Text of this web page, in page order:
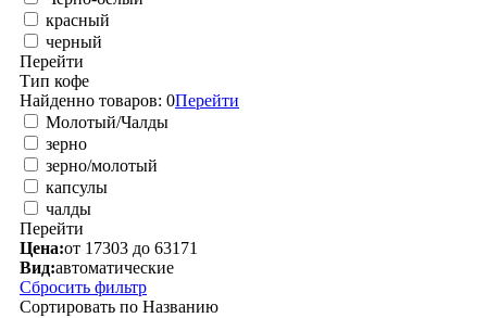
красный
черный
Перейти
Тип кофе
Найденно товаров: 0Перейти
Молотый/Чалды
зерно
зерно/молотый
капсулы
чалды
Перейти
Цена:от 17303 до 63171
Вид:автоматические
Сбросить фильтр
Сортировать по Названию